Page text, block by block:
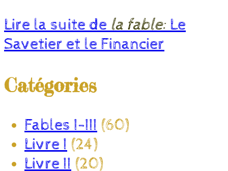
Lire la suite de la fable: Le
Savetier et le Financier
Catégories
Fables I-III (60)
Livre I (24)
Livre II (20)